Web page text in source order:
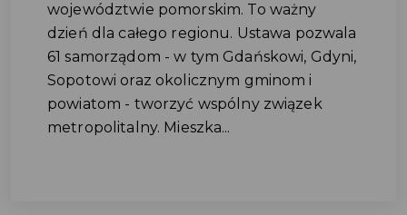
województwie pomorskim. To ważny
dzień dla całego regionu. Ustawa pozwala
61 samorządom - w tym Gdańskowi, Gdyni,
Sopotowi oraz okolicznym gminom i
powiatom - tworzyć wspólny związek
metropolitalny. Mieszka...